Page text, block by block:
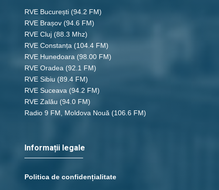
RVE București (94.2 FM)
RVE Brașov (94.6 FM)
RVE Cluj (88.3 Mhz)
RVE Constanța (104.4 FM)
RVE Hunedoara (98.00 FM)
RVE Oradea (92.1 FM)
RVE Sibiu (89.4 FM)
RVE Suceava (94.2 FM)
RVE Zalău (94.0 FM)
Radio 9 FM, Moldova Nouă (106.6 FM)
Informații legale
Politica de confidențialitate